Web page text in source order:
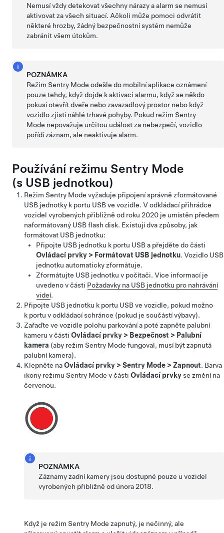
Nemusí vždy detekovat všechny nárazy a alarm se nemusí
aktivovat za všech situací. Ačkoli může pomoci odvrátit
některé hrozby, žádný bezpečnostní systém nemůže
zabránit všem útokům.
POZNÁMKA
Režim Sentry Mode odešle do mobilní aplikace oznámení
pouze tehdy, když dojde k aktivaci alarmu, když se někdo
pokusí otevřít dveře nebo zavazadlový prostor nebo když
vozidlo zjistí náhlé trhavé pohyby. Pokud režim Sentry
Mode nepovažuje určitou událost za nebezpečí, vozidlo
pořídí záznam, ale neaktivuje alarm.
Používání režimu Sentry Mode
(s USB jednotkou)
Režim Sentry Mode vyžaduje připojení správně zformátované
USB jednotky k portu USB ve vozidle. V odkládací přihrádce
vozidel vyrobených přibližně od roku 2020 je umístěn předem
naformátovaný USB flash disk. Existují dva způsoby, jak
formátovat USB jednotku:
Připojte USB jednotku k portu USB a přejděte do části
Ovládací prvky > Formátovat USB jednotku. Vozidlo USB
jednotku automaticky zformátuje.
Zformátujte USB jednotku v počítači. Více informací je
uvedeno v části Požadavky na USB jednotku pro nahrávání
videí.
Připojte USB jednotku k portu USB ve vozidle, pokud možno
k portu v odkládací schránce (pokud je součástí výbavy).
Zařaďte ve vozidle polohu parkování a poté zapněte palubní
kameru v části Ovládací prvky > Bezpečnost > Palubní
kamera (aby režim Sentry Mode fungoval, musí být zapnutá
palubní kamera).
Klepněte naOvládací prvky > Sentry Mode > Zapnout. Barva
ikony režimu Sentry Mode v části Ovládací prvkyse změní na
červenou.
POZNÁMKA
Záznamy zadní kamery jsou dostupné pouze u vozidel
vyrobených přibližně od února 2018.
Když je režim Sentry Mode zapnutý, je nečinný, ale